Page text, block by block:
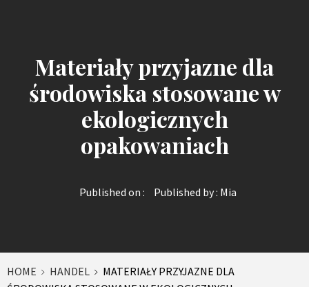
Materiały przyjazne dla
środowiska stosowane w
ekologicznych
opakowaniach
Published on : Published by : Mia
HOME HANDEL
MATERIAŁY PRZYJAZNE DLA